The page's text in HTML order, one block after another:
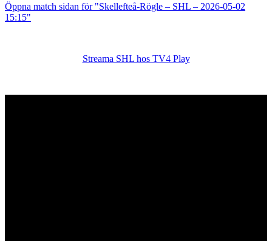
Öppna match sidan för "Skellefteå-Rögle – SHL – 2026-05-02
15:15"
Streama SHL hos TV4 Play